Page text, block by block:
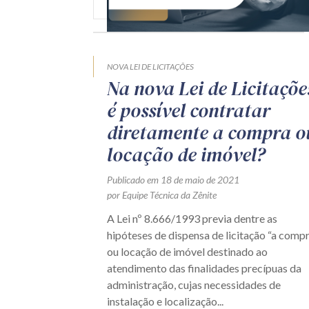
NOVA LEI DE LICITAÇÕES
Na nova Lei de
é possível contratar
diretamente a compra
locação de imóvel?
Publicado em 18 de maio de 2021
por Equipe Técnica da Zênite
A Lei nº 8.666/1993 previa dentre as
hipóteses de dispensa de licitação “a
ou locação de imóvel destinado ao
atendimento das finalidades precípuas da
administração, cujas necessidades de
instalação e localização...